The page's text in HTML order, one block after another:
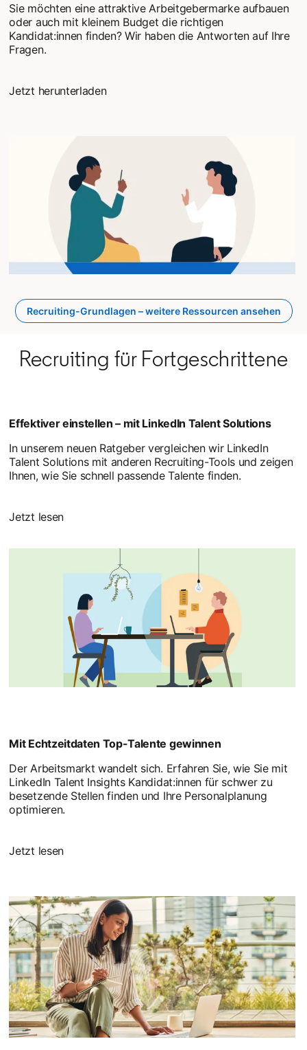
Sie möchten eine attraktive Arbeitgebermarke aufbauen
oder auch mit kleinem Budget die richtigen
Kandidat:innen finden? Wir haben die Antworten auf Ihre
Fragen.
Jetzt herunterladen
Recruiting-Grundlagen – weitere Ressourcen ansehen
Recruiting für Fortgeschrittene
Effektiver einstellen – mit LinkedIn Talent Solutions
In unserem neuen Ratgeber vergleichen wir LinkedIn
Talent Solutions mit anderen Recruiting-Tools und zeigen
Ihnen, wie Sie schnell passende Talente finden.
Jetzt lesen
Mit Echtzeitdaten Top-Talente gewinnen
Der Arbeitsmarkt wandelt sich. Erfahren Sie, wie Sie mit
LinkedIn Talent Insights Kandidat:innen für schwer zu
besetzende Stellen finden und Ihre Personalplanung
optimieren.
Jetzt lesen